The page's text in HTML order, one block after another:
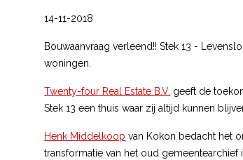
14-11-2018
Bouwaanvraag verleend!! Stek 13 -
woningen.
Twenty-four Real Estate B.V. geeft de
Stek 13 een thuis waar zij altijd kunnen
Henk Middelkoop van Kokon bedacht het
transformatie van het oud gemeentearchief